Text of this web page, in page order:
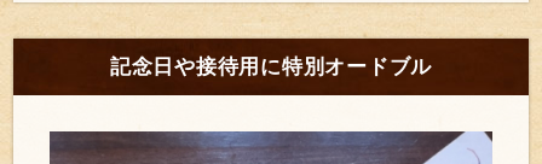
記念日や接待用に特別オードブル